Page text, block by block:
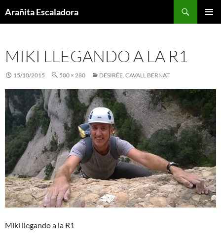
toArañita Escaladora
MIKI LLEGANDO A LA R1
15/10/2015 500 × 280 DESIRÉE. CAVALL BERNAT
Miki llegando a la R1